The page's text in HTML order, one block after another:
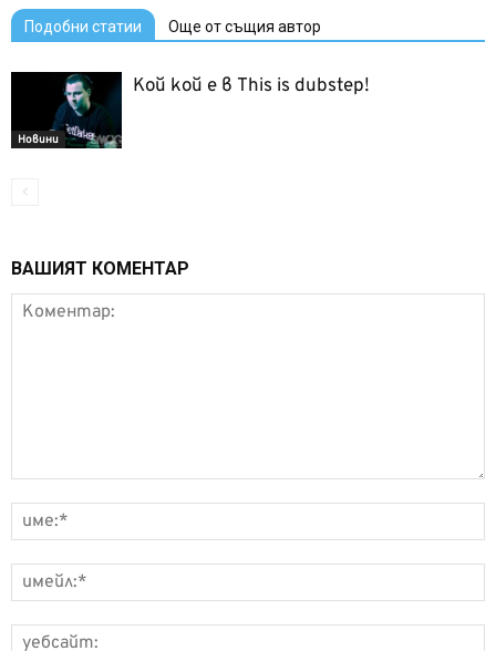
Подобни статии Още от същия автор
Новини
Кой кой е в This is dubstep!
ВАШИЯТ КОМЕНТАР